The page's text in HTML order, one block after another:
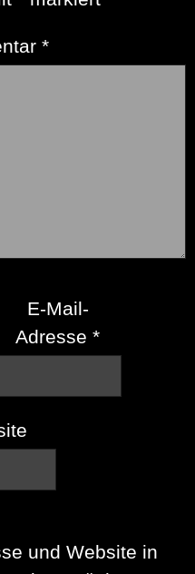
*
E-Mail-
Adresse*
und Website in